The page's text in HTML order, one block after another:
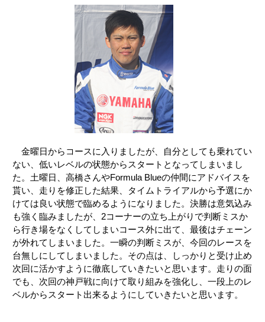
金曜日からコースに入りましたが、自分としても乗れてい
ない、低いレベルの状態からスタートとなってしまいまし
た。土曜日、高橋さんやFormula Blueの仲間にアドバイスを
貰い、走りを修正した結果、タイムトライアルから予選にか
けては良い状態で臨めるようになりました。決勝は意気込み
も強く臨みましたが、2コーナーの立ち上がりで判断ミスか
ら行き場をなくしてしまいコース外に出て、最後はチェーン
が外れてしまいました。一瞬の判断ミスが、今回のレースを
台無しにしてしまいました。その点は、しっかりと受け止め
次回に活かすように徹底していきたいと思います。走りの面
でも、次回の神戸戦に向けて取り組みを強化し、一段上のレ
ベルからスタート出来るようにしていきたいと思います。